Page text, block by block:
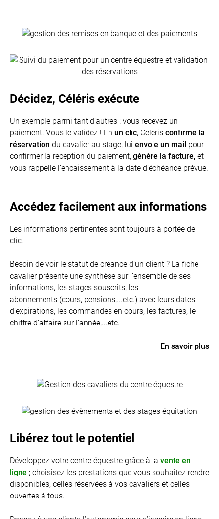
Décidez, Céléris exécute
Un exemple parmi tant d’autres : vous recevez un
paiement. Vous le validez ! En un clic, Céléris confirme la
réservation du cavalier au stage, lui envoie un mail pour
confirmer la reception du paiement, génère la facture, et
vous rappelle l’encaissement à la date d’échéance prévue.
Accédez facilement aux informations
Les informations pertinentes sont toujours à portée de
clic.
Besoin de voir le statut de créance d’un client ? La fiche
cavalier présente une synthèse sur l’ensemble de ses
informations, les stages souscrits, les
abonnements (cours, pensions,...etc.) avec leurs dates
d’expirations, les commandes en cours, les factures, le
chiffre d’affaire sur l’année,...etc.
En savoir plus
Libérez tout le potentiel
Développez votre centre équestre grâce à la vente en
ligne ; choisisez les prestations que vous souhaitez rendre
disponibles, celles réservées à vos cavaliers et celles
ouvertes à tous.